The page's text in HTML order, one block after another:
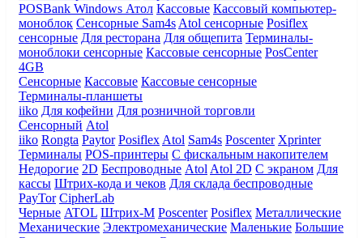
POSBank Windows Атол Кассовые Кассовый компьютер-
моноблок Сенсорные Sam4s Atol сенсорные Posiflex
сенсорные Для ресторана Для общепита Терминалы-
моноблоки сенсорные Кассовые сенсорные PosCenter
4GB
Сенсорные Кассовые Кассовые сенсорные
Терминалы-планшеты
iiko Для кофейни Для розничной торговли
Сенсорный Atol
iiko Rongta Paytor Posiflex Atol Sam4s Poscenter Xprinter
Терминалы POS-принтеры С фискальным накопителем
Недорогие 2D Беспроводные Atol Atol 2D С экраном Для
кассы Штрих-кода и чеков Для склада беспроводные
PayTor CipherLab
Черные ATOL Штрих-М Poscenter Posiflex Металлические
Механические Электромеханические Маленькие Большие